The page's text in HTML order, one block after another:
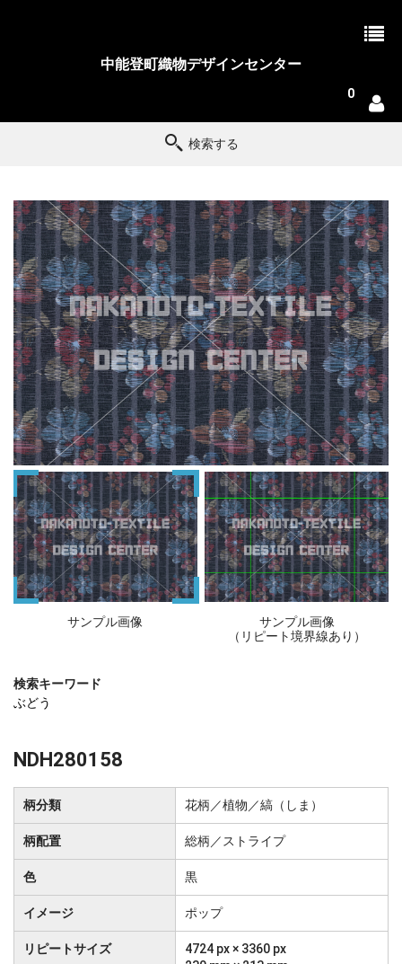
中能登町織物デザインセンター
0
検索する
サンプル画像
サンプル画像
（リピート境界線あり）
検索キーワード
ぶどう
NDH280158
柄分類 花柄／植物／縞（しま）
柄配置 総柄／ストライプ
色 黒
イメージ ポップ
リピートサイズ
4724 px × 3360 px